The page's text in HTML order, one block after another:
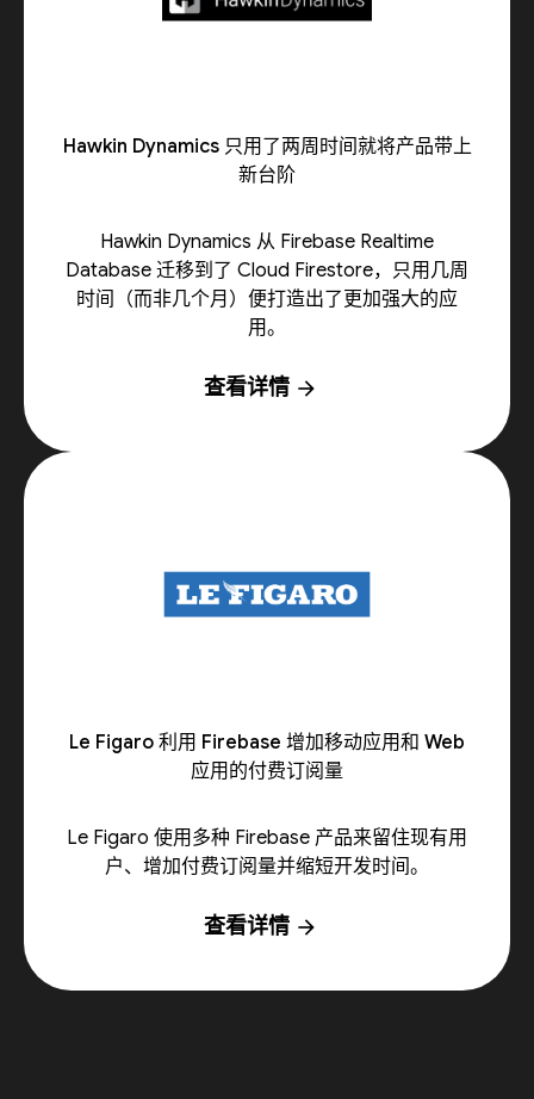
Hawkin Dynamics 只用了两周时间就将产品带上
新台阶
Hawkin Dynamics 从 Firebase Realtime
Database 迁移到了 Cloud Firestore，只用几周
时间（而非几个月）便打造出了更加强大的应
用。
查看详情 arrow_forward
Le Figaro 利用 Firebase 增加移动应用和 Web
应用的付费订阅量
Le Figaro 使用多种 Firebase 产品来留住现有用
户、增加付费订阅量并缩短开发时间。
查看详情 arrow_forward